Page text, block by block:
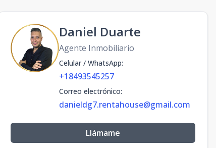
Daniel Duarte
Agente Inmobiliario
Celular / WhatsApp:
+18493545257
Correo electrónico:
danieldg7.rentahouse@gmail.com
Llámame